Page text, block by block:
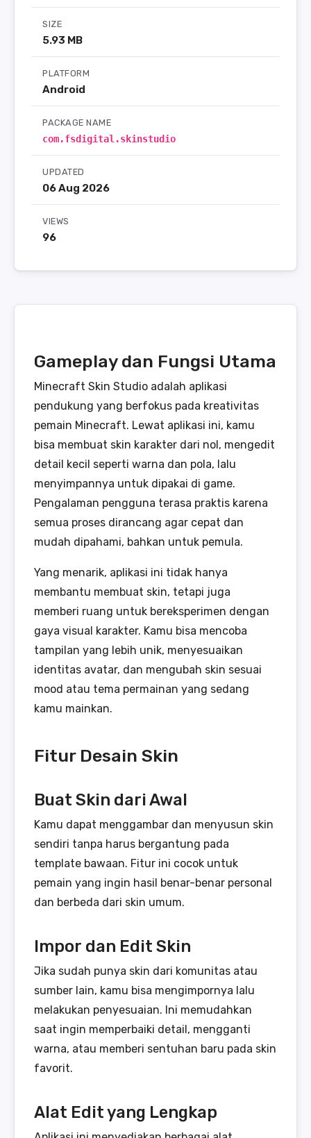
SIZE
5.93 MB
PLATFORM
Android
PACKAGE NAME
com.fsdigital.skinstudio
UPDATED
06 Aug 2026
VIEWS
96
Gameplay dan Fungsi Utama
Minecraft Skin Studio adalah aplikasi
pendukung yang berfokus pada kreativitas
pemain Minecraft. Lewat aplikasi ini, kamu
bisa membuat skin karakter dari nol, mengedit
detail kecil seperti warna dan pola, lalu
menyimpannya untuk dipakai di game.
Pengalaman pengguna terasa praktis karena
semua proses dirancang agar cepat dan
mudah dipahami, bahkan untuk pemula.
Yang menarik, aplikasi ini tidak hanya
membantu membuat skin, tetapi juga
memberi ruang untuk bereksperimen dengan
gaya visual karakter. Kamu bisa mencoba
tampilan yang lebih unik, menyesuaikan
identitas avatar, dan mengubah skin sesuai
mood atau tema permainan yang sedang
kamu mainkan.
Fitur Desain Skin
Buat Skin dari Awal
Kamu dapat menggambar dan menyusun skin
sendiri tanpa harus bergantung pada
template bawaan. Fitur ini cocok untuk
pemain yang ingin hasil benar-benar personal
dan berbeda dari skin umum.
Impor dan Edit Skin
Jika sudah punya skin dari komunitas atau
sumber lain, kamu bisa mengimpornya lalu
melakukan penyesuaian. Ini memudahkan
saat ingin memperbaiki detail, mengganti
warna, atau memberi sentuhan baru pada skin
favorit.
Alat Edit yang Lengkap